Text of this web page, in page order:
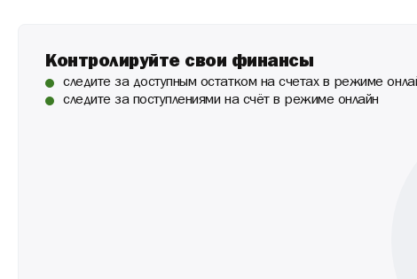
Контролируйте свои финансы
следите за доступным остатком на счетах в режиме
следите за поступлениями на счёт в режиме онлайн